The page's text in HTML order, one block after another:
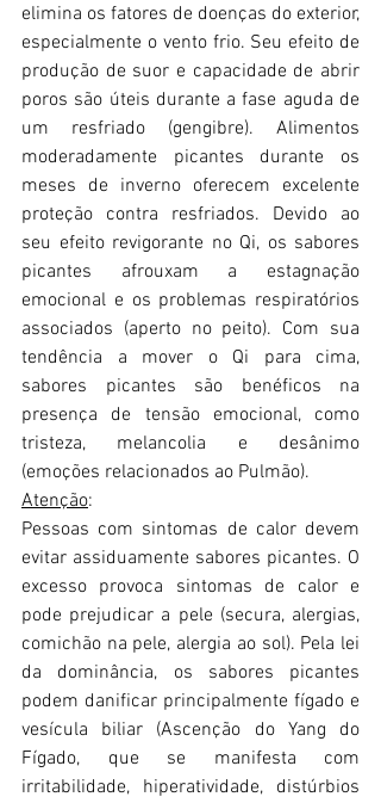
elimina os fatores de doenças do exterior,
especialmente o vento frio. Seu efeito de
produção de suor e capacidade de abrir
poros são úteis durante a fase aguda de
um resfriado (gengibre). Alimentos
moderadamente picantes durante os
meses de inverno oferecem excelente
proteção contra resfriados. Devido ao
seu efeito revigorante no Qi, os sabores
picantes afrouxam a estagnação
emocional e os problemas respiratórios
associados (aperto no peito). Com sua
tendência a mover o Qi para cima,
sabores picantes são benéficos na
presença de tensão emocional, como
tristeza, melancolia e desânimo
(emoções relacionados ao Pulmão).
Atenção:
Pessoas com sintomas de calor devem
evitar assiduamente sabores picantes. O
excesso provoca sintomas de calor e
pode prejudicar a pele (secura, alergias,
comichão na pele, alergia ao sol). Pela lei
da dominância, os sabores picantes
podem danificar principalmente fígado e
vesícula biliar (Ascenção do Yang do
Fígado, que se manifesta com
irritabilidade, hiperatividade, distúrbios